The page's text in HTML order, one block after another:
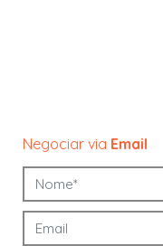
Negociar via Email